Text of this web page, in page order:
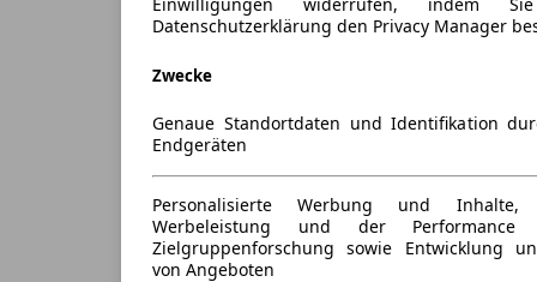
Einwilligungen widerrufen, indem
Datenschutzerklärung den Privacy Manager
Zwecke
Genaue Standortdaten und Identifikation
Endgeräten
Personalisierte Werbung und Inhalte,
Werbeleistung und der
Zielgruppenforschung sowie Entwicklung
von Angeboten